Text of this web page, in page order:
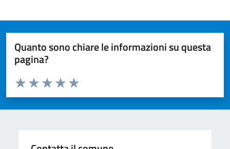
Quanto sono chiare le informazioni su questa
pagina?
Valuta da 1 a 5 stelle la pagina
Valuta 5 stelle su 5
Valuta 4 stelle su 5
Valuta 3 stelle su 5
Valuta 2 stelle su 5
Valuta 1 stelle su 5